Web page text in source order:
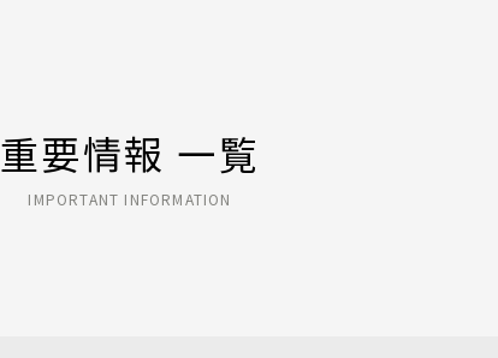
重要情報 一覧
IMPORTANT INFORMATION